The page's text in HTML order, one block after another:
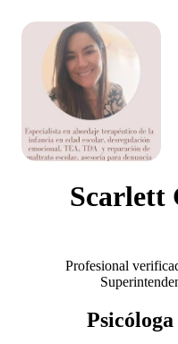
Scarlett
Profesional